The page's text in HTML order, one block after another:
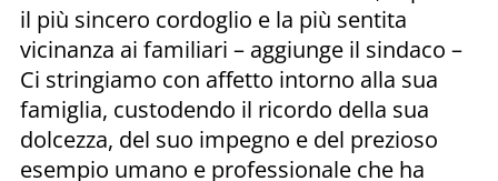
il più sincero cordoglio e la più sentita
vicinanza ai familiari – aggiunge il sindaco –
Ci stringiamo con affetto intorno alla sua
famiglia, custodendo il ricordo della sua
dolcezza, del suo impegno e del prezioso
esempio umano e professionale che ha